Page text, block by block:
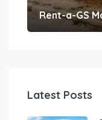
Rent-a-GS
Latest Posts